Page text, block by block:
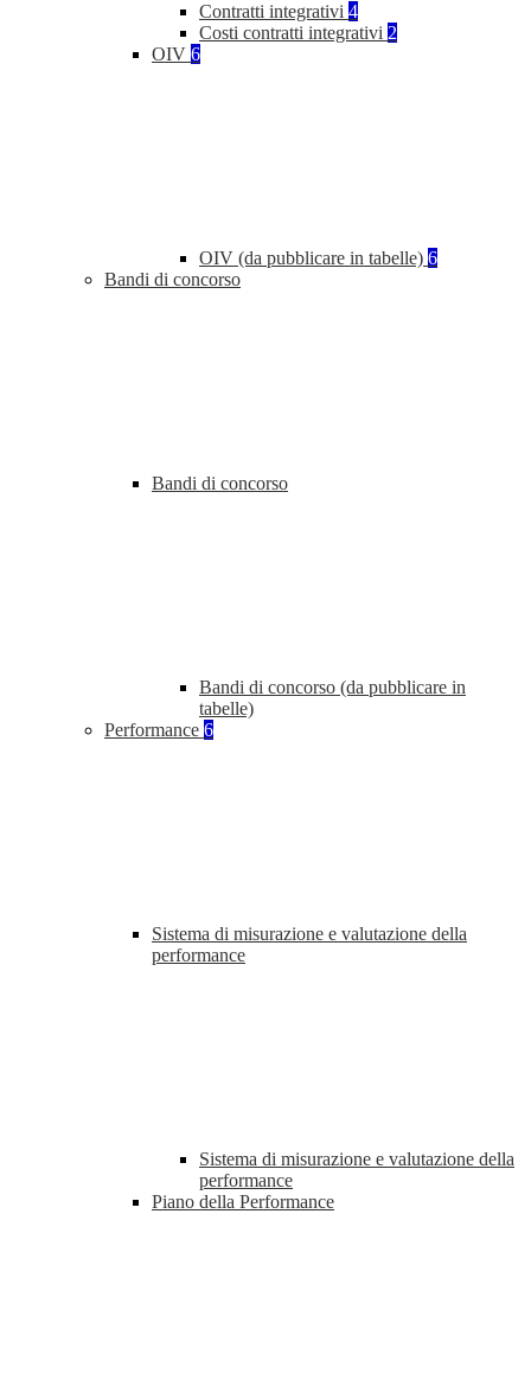
Contratti integrativi 4
Costi contratti integrativi 2
OIV 6
OIV (da pubblicare in tabelle) 6
Bandi di concorso
Bandi di concorso
Bandi di concorso (da pubblicare in
tabelle)
Performance 6
Sistema di misurazione e valutazione della
performance
Sistema di misurazione e valutazione della
performance
Piano della Performance